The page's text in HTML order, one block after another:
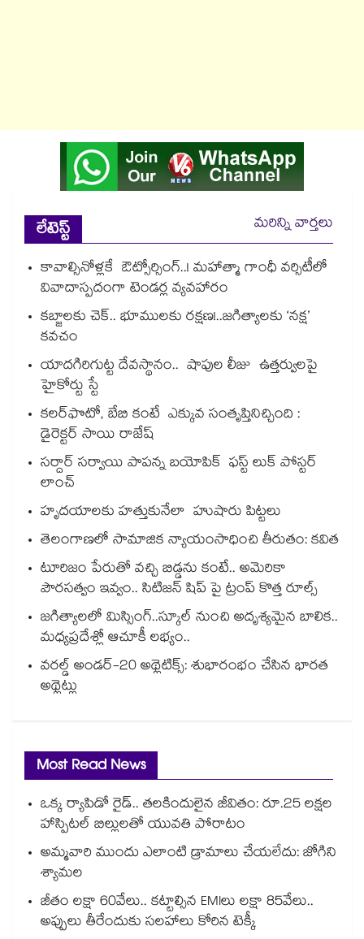
లేటెస్ట్
మరిన్ని వార్తలు
కావాల్సినోళ్లకే ఔట్సోర్సింగ్..! మహాత్మా గాంధీ వర్సిటీలో
వివాదాస్పదంగా టెండర్ల వ్యవహారం
కబ్జాలకు చెక్.. భూములకు రక్షణ!..జగిత్యాలకు ‘నక్ష’
కవచం
యాదగిరిగుట్ట దేవస్థానం.. షాపుల లీజు ఉత్తర్వులపై
హైకోర్టు స్టే
కలర్‌‌‌‌‌‌‌‌‌‌‌‌‌‌‌‌ఫొటో, బేబి కంటే ఎక్కువ సంతృప్తినిచ్చింది :
డైరెక్టర్ సాయి రాజేష్
సర్దార్ సర్వాయి పాపన్న బయోపిక్ ఫస్ట్ లుక్ పోస్టర్
లాంచ్
హృదయాలకు హత్తుకునేలా హుషారు పిట్టలు
తెలంగాణలో సామాజిక న్యాయంసాధించి తీరుతం: కవిత
టూరిజం పేరుతో వచ్చి బిడ్డను కంటే.. అమెరికా
పౌరసత్వం ఇవ్వం.. సిటిజన్ షిప్ పై ట్రంప్ కొత్త రూల్స్
జగిత్యాలలో మిస్సింగ్..స్కూల్ నుంచి అదృశ్యమైన బాలిక..
మధ్యప్రదేశ్లో ఆచూకీ లభ్యం..
వరల్డ్‌ అండర్‌-20 అథ్లెటిక్స్: శుభారంభం చేసిన భారత
అథ్లెట్లు
Most Read News
ఒక్క ర్యాపిడో రైడ్.. తలకిందులైన జీవితం: రూ.25 లక్షల
హాస్పిటల్ బిల్లులతో యువతి పోరాటం
అమ్మవారి ముందు ఎలాంటి డ్రామాలు చేయలేదు: జోగిని
శ్యామల
జీతం లక్షా 60వేలు.. కట్టాల్సిన EMIలు లక్షా 85వేలు..
అప్పులు తీరేందుకు సలహాలు కోరిన టెక్కీ